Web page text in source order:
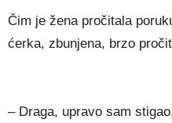
Čim je žena pročitala
ćerka, zbunjena, brzo
– Draga, upravo sam